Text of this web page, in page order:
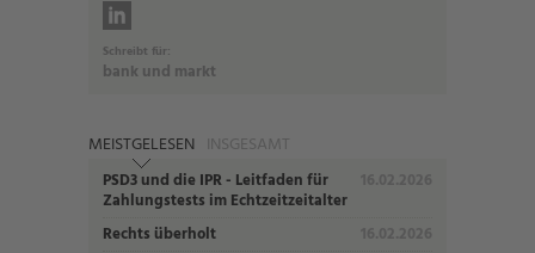
Schreibt für:
bank und markt
MEISTGELESEN INSGESAMT
PSD3 und die IPR - Leitfaden für
Zahlungstests im Echtzeitzeitalter
Rechts überholt